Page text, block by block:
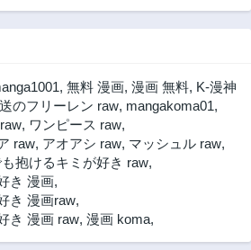
第74話
1年前
第72話
1年前
1年前
, 無料 漫画, 漫画 無料, K-漫神
のフリーレン raw, mangakoma01,
, ワンピース raw,
raw, アオアシ raw, マッシュル raw,
抱けるキミが好き raw,
き 漫画,
き 漫画raw,
き 漫画 raw, 漫画 koma,